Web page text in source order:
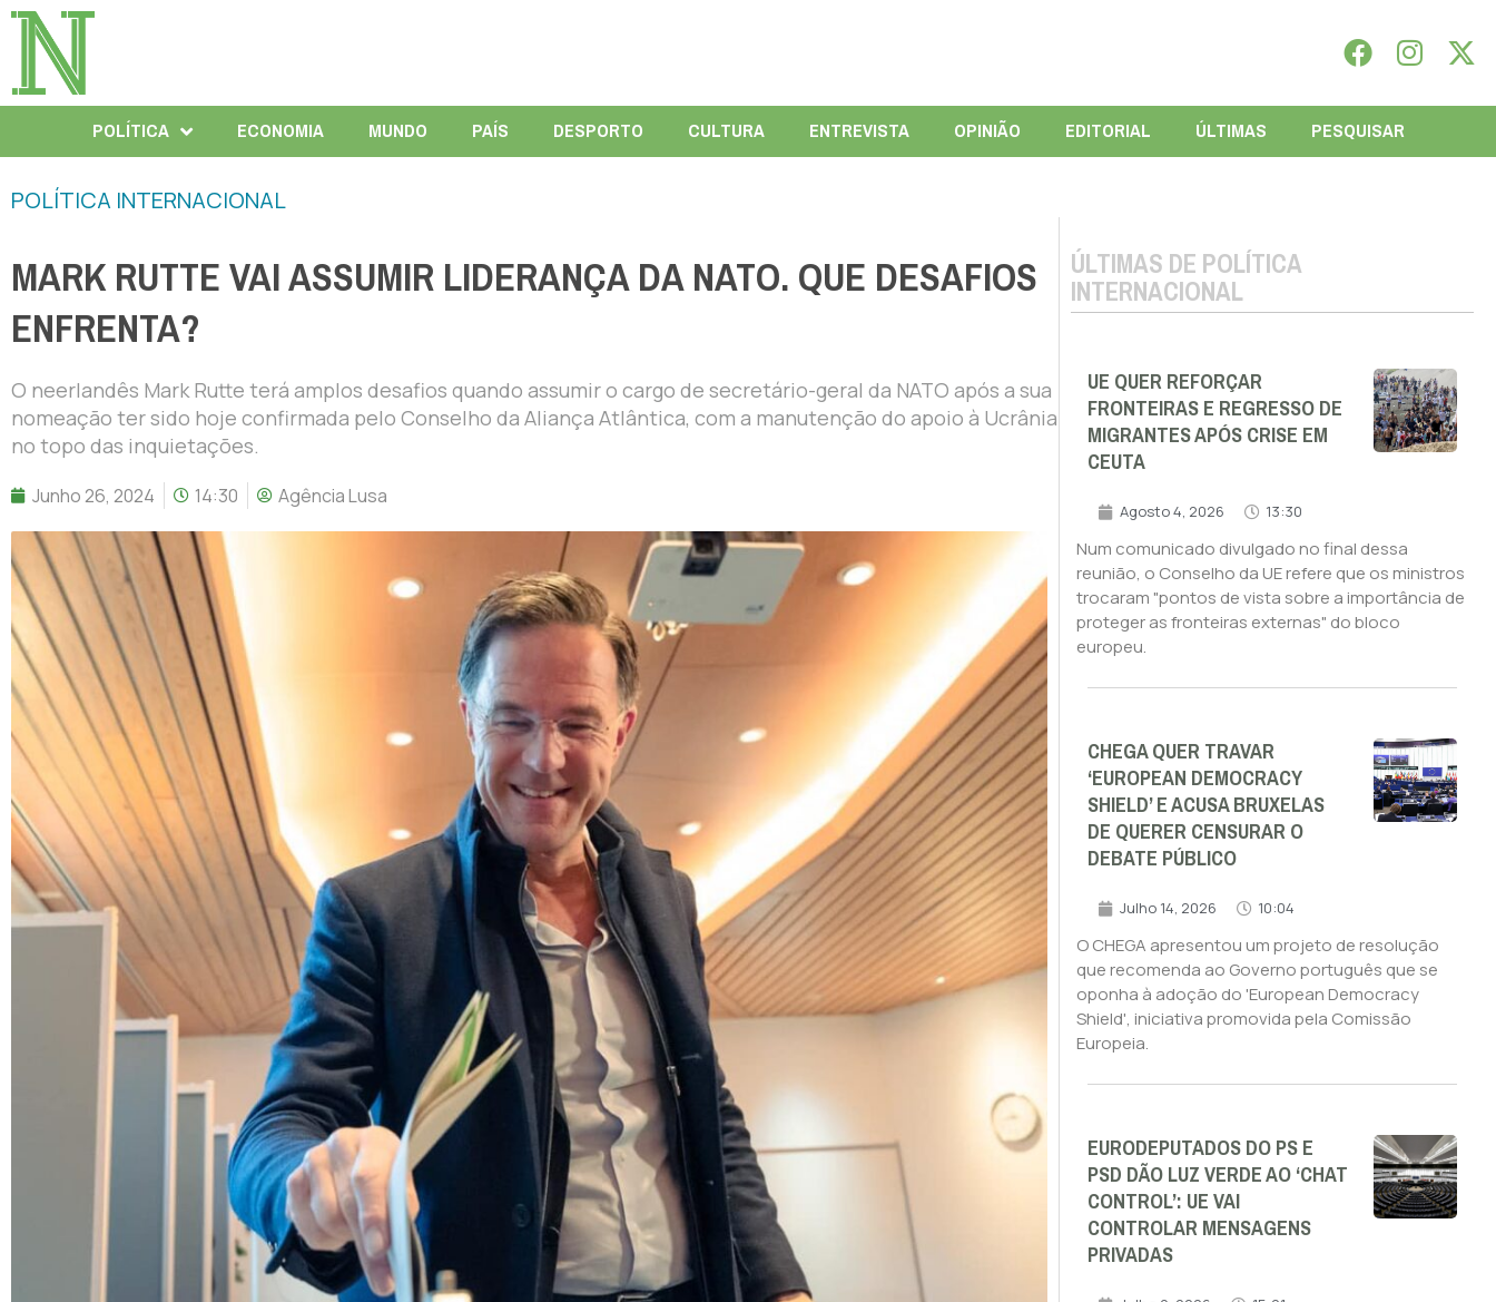
POLÍTICA ECONOMIA MUNDO PAÍS DESPORTO CULTURA ENTREVISTA OPINIÃO EDITORIAL ÚLTIMAS PESQUISAR
POLÍTICA INTERNACIONAL
MARK RUTTE VAI ASSUMIR LIDERANÇA DA NATO. QUE DESAFIOS
ENFRENTA?
O neerlandês Mark Rutte terá amplos desafios quando assumir o cargo de secretário-geral da NATO após a sua
nomeação ter sido hoje confirmada pelo Conselho da Aliança Atlântica, com a manutenção do apoio à Ucrânia
no topo das inquietações.
Junho 26, 2024 14:30 Agência Lusa
ÚLTIMAS DE POLÍTICA
INTERNACIONAL
UE QUER REFORÇAR
FRONTEIRAS E REGRESSO DE
MIGRANTES APÓS CRISE EM
CEUTA
Agosto 4, 2026 13:30
Num comunicado divulgado no final dessa
reunião, o Conselho da UE refere que os ministros
trocaram "pontos de vista sobre a importância de
proteger as fronteiras externas" do bloco
europeu.
CHEGA QUER TRAVAR
‘EUROPEAN DEMOCRACY
SHIELD’ E ACUSA BRUXELAS
DE QUERER CENSURAR O
DEBATE PÚBLICO
Julho 14, 2026 10:04
O CHEGA apresentou um projeto de resolução
que recomenda ao Governo português que se
oponha à adoção do 'European Democracy
Shield', iniciativa promovida pela Comissão
Europeia.
EURODEPUTADOS DO PS E
PSD DÃO LUZ VERDE AO ‘CHAT
CONTROL’: UE VAI
CONTROLAR MENSAGENS
PRIVADAS